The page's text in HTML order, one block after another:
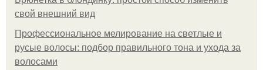
свой внешний вид
Профессиональное мелирование на светлые и
русые волосы: подбор правильного тона и ухода за
волосами